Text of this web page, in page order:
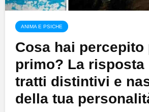
ANIMA E PSICHE
Cosa hai percepito
primo? La risposta
tratti distintivi e
della tua